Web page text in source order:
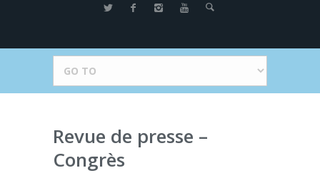
Revue de presse –
Congrès